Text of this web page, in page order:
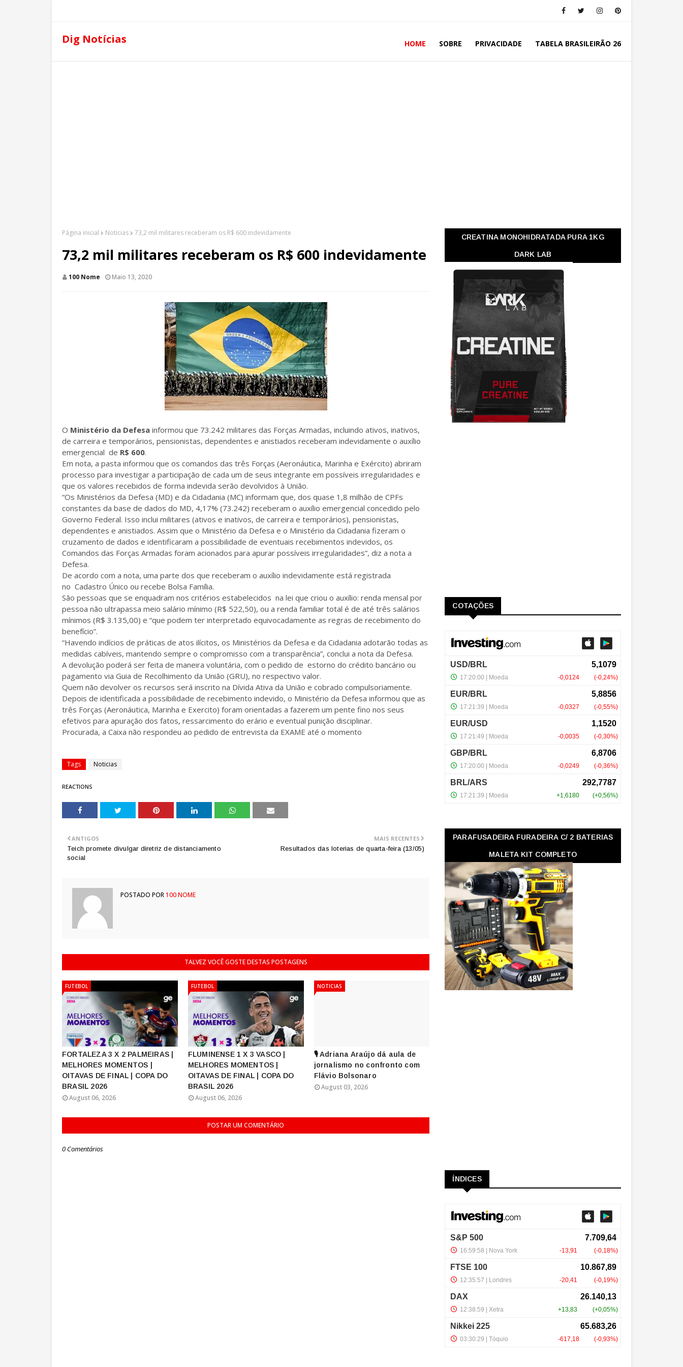
Dig Notícias HOME SOBRE PRIVACIDADE TABELA BRASILEIRÃO 26
Página inicial Noticias 73,2 mil militares receberam os R$ 600 indevidamente
73,2 mil militares receberam os R$ 600 indevidamente
100 Nome Maio 13, 2020
O Ministério da Defesa informou que 73.242 militares das Forças Armadas, incluindo ativos, inativos,
de carreira e temporários, pensionistas, dependentes e anistiados receberam indevidamente o auxílio
emergencial de R$ 600.
Em nota, a pasta informou que os comandos das três Forças (Aeronáutica, Marinha e Exército) abriram
processo para investigar a participação de cada um de seus integrante em possíveis irregularidades e
que os valores recebidos de forma indevida serão devolvidos à União.
“Os Ministérios da Defesa (MD) e da Cidadania (MC) informam que, dos quase 1,8 milhão de CPFs
constantes da base de dados do MD, 4,17% (73.242) receberam o auxílio emergencial concedido pelo
Governo Federal. Isso inclui militares (ativos e inativos, de carreira e temporários), pensionistas,
dependentes e anistiados. Assim que o Ministério da Defesa e o Ministério da Cidadania fizeram o
cruzamento de dados e identificaram a possibilidade de eventuais recebimentos indevidos, os
Comandos das Forças Armadas foram acionados para apurar possíveis irregularidades”, diz a nota a
Defesa.
De acordo com a nota, uma parte dos que receberam o auxílio indevidamente está registrada
no Cadastro Único ou recebe Bolsa Família.
São pessoas que se enquadram nos critérios estabelecidos na lei que criou o auxílio: renda mensal por
pessoa não ultrapassa meio salário mínimo (R$ 522,50), ou a renda familiar total é de até três salários
mínimos (R$ 3.135,00) e “que podem ter interpretado equivocadamente as regras de recebimento do
benefício”.
“Havendo indícios de práticas de atos ilícitos, os Ministérios da Defesa e da Cidadania adotarão todas as
medidas cabíveis, mantendo sempre o compromisso com a transparência”, conclui a nota da Defesa.
A devolução poderá ser feita de maneira voluntária, com o pedido de estorno do crédito bancário ou
pagamento via Guia de Recolhimento da União (GRU), no respectivo valor.
Quem não devolver os recursos será inscrito na Dívida Ativa da União e cobrado compulsoriamente.
Depois de identificada a possibilidade de recebimento indevido, o Ministério da Defesa informou que as
três Forças (Aeronáutica, Marinha e Exercito) foram orientadas a fazerem um pente fino nos seus
efetivos para apuração dos fatos, ressarcimento do erário e eventual punição disciplinar.
Procurada, a Caixa não respondeu ao pedido de entrevista da EXAME até o momento
Tags Noticias
REACTIONS
MAIS RECENTES
Resultados das loterias de quarta-feira (13/05)
ANTIGOS
Teich promete divulgar diretriz de distanciamento
social
POSTADO POR100 NOME
TALVEZ VOCÊ GOSTE DESTAS POSTAGENS
FUTEBOL
FORTALEZA 3 X 2 PALMEIRAS |
MELHORES MOMENTOS |
OITAVAS DE FINAL | COPA DO
BRASIL 2026
August 06, 2026
FUTEBOL
FLUMINENSE 1 X 3 VASCO |
MELHORES MOMENTOS |
OITAVAS DE FINAL | COPA DO
BRASIL 2026
August 06, 2026
NOTICIAS
🎙️ Adriana Araújo dá aula de
jornalismo no confronto com
Flávio Bolsonaro
August 03, 2026
POSTAR UM COMENTÁRIO
0 Comentários
CREATINA MONOHIDRATADA PURA 1KG
DARK LAB
COTAÇÕES
PARAFUSADEIRA FURADEIRA C/ 2 BATERIAS
MALETA KIT COMPLETO
ÍNDICES